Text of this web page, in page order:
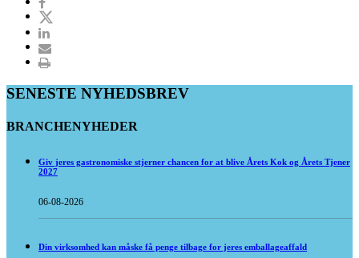
SENESTE NYHEDSBREV
BRANCHENYHEDER
Giv jeres gastronomiske stjerner chancen for at blive Årets Kok og Årets Tjener
2027
06-08-2026
Din virksomhed kan måske få penge tilbage for jeres emballageaffald